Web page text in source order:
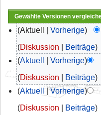
Aktuell Vorherige
Diskussion
Beiträge
Aktuell
Vorherige
Diskussion
Beiträge
Aktuell
Vorherige
Diskussion
Beiträge